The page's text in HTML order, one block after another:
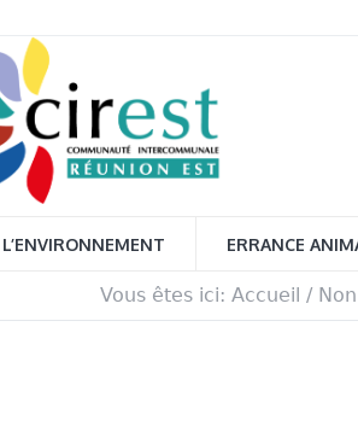
L’ENVIRONNEMENT ERRANCE
Vous êtes ici: Accueil /